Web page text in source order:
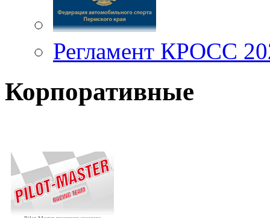
Регламент КРОСС
Корпоративные